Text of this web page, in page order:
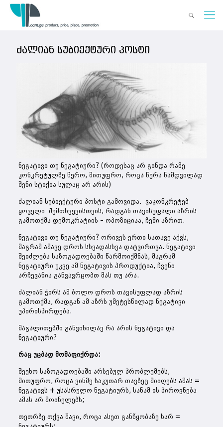
ძალიან სუბიექტური პოსტი
ნეგატივი თუ ნეგატიური? (როდესაც არ გინდა რამე
კონკრეტულზე წერო, მითუფრო, როცა წერა ნამდვილად
შენი სტიქია სულაც არ არის)
ძალიან სუბიექტური პოსტი გამოვიდა. ვაკონკრეტებ
ყოველი შემთხვევისთვის, რადგან თავისუფალი აზრის
გამოთქმა დემოკრატიის – ოპოზიციაა, ჩემი აზრით.
ნეგატივი თუ ნეგატიური? ორივეს ერთი სათავე აქვს,
მაგრამ ამავე დროს სხვადასხვა დატვირთვა. ნეგატივი
შეიძლება საზოგადოებაში წარმოიქმნას, მაგრამ
ნეგატიური უკვე ამ ნეგატივის პროდუქტია, ჩვენი
არჩევანია განვავრცობთ მას თუ არა.
ძალიან ჭირს ამ ბოლო დროს თავისუფლად აზრის
გამოთქმა, რადგან ამ აზრს უმეტესწილად ნეგატივი
უპირისპირდება.
მაგალითებში განვიხილავ რა არის ნეგატივი და
ნეგატიური?
რაც უცბად მომაფიქრდა:
შეეხო საზოგადოებაში არსებულ პრობლემებს,
მითუფრო, როცა ვინმე საკუთარ თავზეც მიიღებს ამას =
ნეგატივს + უსასრულო ნეგატიურს, სანამ ის პიროვნება
ამას არ მოინელებს;
თეთრზე თქვა შავი, როცა ასეთ განწყობაზე ხარ =